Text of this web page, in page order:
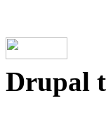
Drupal